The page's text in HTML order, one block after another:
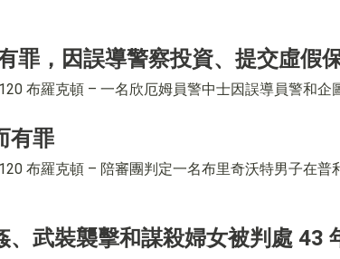
罪，因誤導警察投資、提交虛假
布羅克頓 – 一名欣厄姆員警中士因誤導員警和企
有罪
布羅克頓 – 陪審團判定一名布里奇沃特男子在
武裝襲擊和謀殺婦女被判處 43